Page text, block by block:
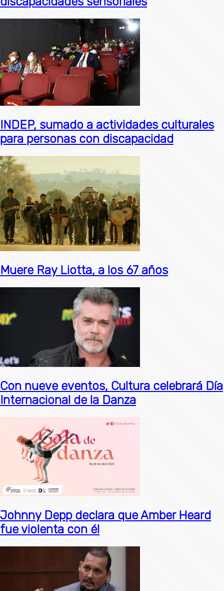
INDEP, sumado a actividades culturales
para personas con discapacidad
Muere Ray Liotta, a los 67 años
Con nueve eventos, Cultura celebrará Día
Internacional de la Danza
Johnny Depp declara que Amber Heard
fue violenta con él